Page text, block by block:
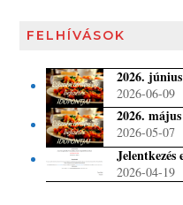
FELHÍVÁSOK
2026.
2026-06-09
2026.
2026-05-07
Jelentkezés
2026-04-19